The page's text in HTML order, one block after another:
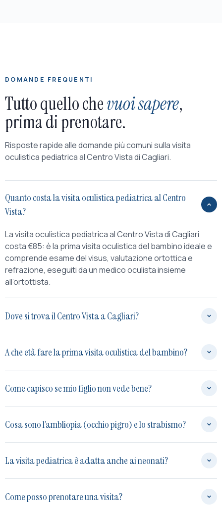
DOMANDE FREQUENTI
Tutto quello chevuoi sapere,
prima di prenotare.
Risposte rapide alle domande più comuni sulla visita
oculistica pediatrica al Centro Vista di Cagliari.
Quanto costa la visita oculistica pediatrica al Centro
Vista?
La visita oculistica pediatrica al Centro Vista di Cagliari
costa €85: è la prima visita oculistica del bambino ideale e
comprende esame del visus, valutazione ortottica e
refrazione, eseguiti da un medico oculista insieme
all’ortottista.
Dove si trova il Centro Vista a Cagliari?
A che età fare la prima visita oculistica del bambino?
Come capisco se mio figlio non vede bene?
Cosa sono l’ambliopia (occhio pigro) e lo strabismo?
La visita pediatrica è adatta anche ai neonati?
Come posso prenotare una visita?